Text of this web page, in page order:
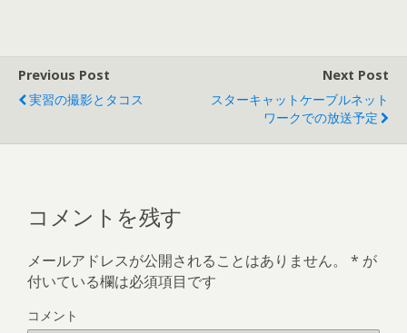
Previous Post
実習の撮影とタコス
Next Post
スターキャットケーブルネット
ワークでの放送予定
コメントを残す
メールアドレスが公開されることはありません。 * が
付いている欄は必須項目です
コメント